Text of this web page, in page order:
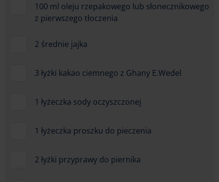
100 ml oleju rzepakowego lub słonecznikowego
z pierwszego tłoczenia
2 średnie jajka
3 łyżki kakao ciemnego z Ghany E.Wedel
1 łyżeczka sody oczyszczonej
1 łyżeczka proszku do pieczenia
2 łyżki przyprawy do piernika